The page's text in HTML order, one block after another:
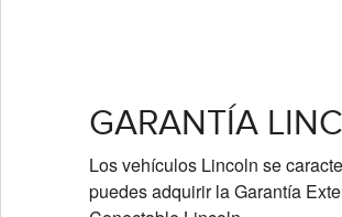
GARANTÍA
Los vehículos Lincoln se
puedes adquirir la Garantía